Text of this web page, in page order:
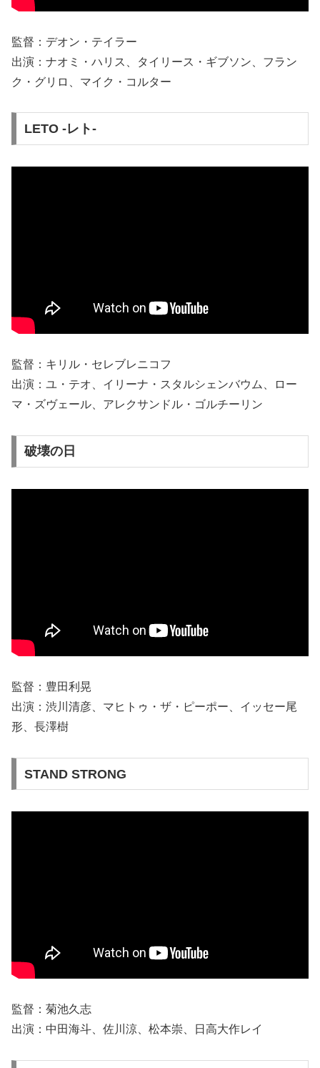
監督：デオン・テイラー
出演：ナオミ・ハリス、タイリース・ギブソン、フラン
ク・グリロ、マイク・コルター
LETO -レト-
監督：キリル・セレブレニコフ
出演：ユ・テオ、イリーナ・スタルシェンバウム、ロー
マ・ズヴェール、アレクサンドル・ゴルチーリン
破壊の日
監督：豊田利晃
出演：渋川清彦、マヒトゥ・ザ・ピーポー、イッセー尾
形、長澤樹
STAND STRONG
監督：菊池久志
出演：中田海斗、佐川涼、松本崇、日高大作レイ